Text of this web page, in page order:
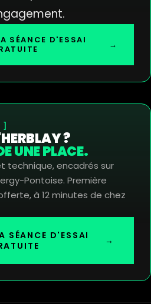
SÉANCE D'ESSAI
→
?
UNE PLACE.
technique, encadrés sur
Pontoise. Première
à 12 minutes de chez
SÉANCE D'ESSAI
→